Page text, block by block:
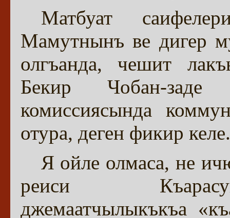
Матбуат
Мамутнынъ ве дигер
олгъанда, чешит
Бекир Чобан-
комиссиясында
отура, деген фикир келе.
Я ойле олмаса, не
реиси
джемаатчылыкъкъа